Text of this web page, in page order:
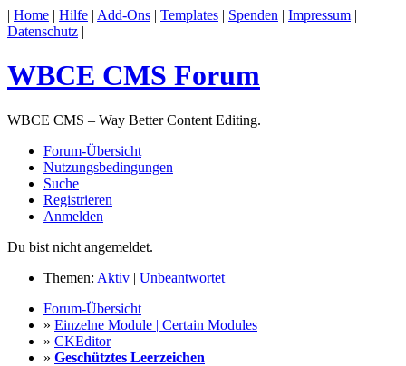
| Home | Hilfe | Add-Ons | Templates | Spenden | Impressum |
Datenschutz |
WBCE CMS Forum
WBCE CMS – Way Better Content Editing.
Forum-Übersicht
Nutzungsbedingungen
Suche
Registrieren
Anmelden
Du bist nicht angemeldet.
Themen: Aktiv | Unbeantwortet
Forum-Übersicht
» Einzelne Module | Certain Modules
» CKEditor
» Geschütztes Leerzeichen